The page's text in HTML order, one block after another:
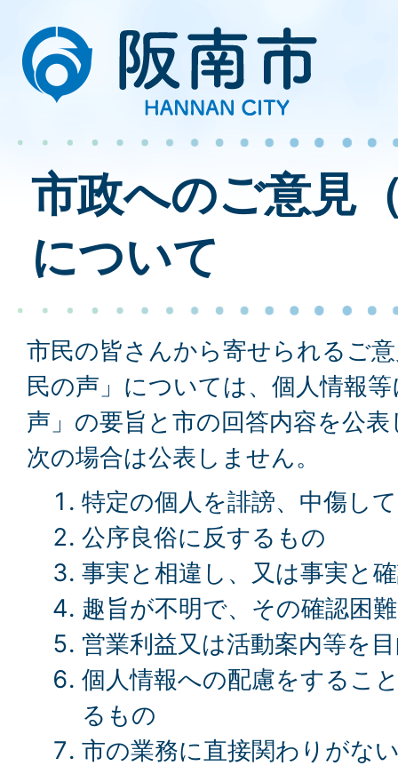
市政へのご意見
について
市民の皆さんから寄せられるご
民の声」については、個人情報
声」の要旨と市の回答内容を公
次の場合は公表しません。
特定の個人を誹謗、中傷し
公序良俗に反するもの
事実と相違し、又は事実と
趣旨が不明で、その確認困
営業利益又は活動案内等を
個人情報への配慮をするこ
るもの
市の業務に直接関わりがな